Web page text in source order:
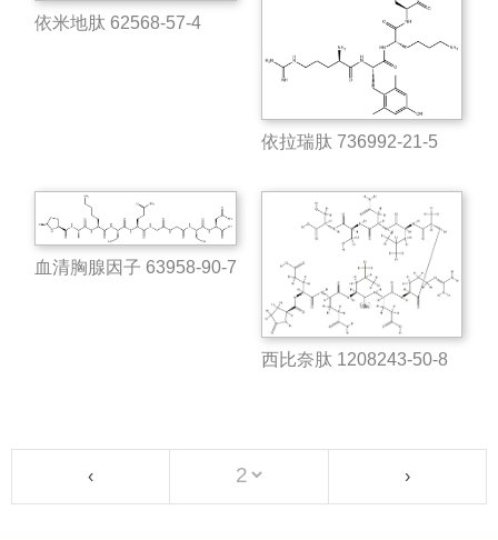
依米地肽 62568-57-4
依拉瑞肽 736992-21-5
血清胸腺因子 63958-90-7
西比奈肽 1208243-50-8
‹ ›